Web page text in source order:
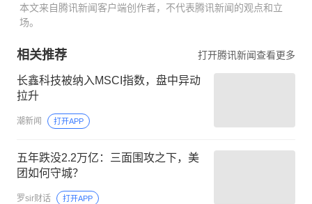
本文来自腾讯新闻客户端创作者，不代表腾讯新闻的观点和立
场。
相关推荐 打开腾讯新闻查看更多
长鑫科技被纳入MSCI指数，盘中异动
拉升
潮新闻 打开APP
五年跌没2.2万亿：三面围攻之下，美
团如何守城？
罗sir财话 打开APP